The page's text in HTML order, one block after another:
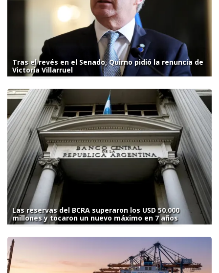
Tras el revés en el Senado, Quirno pidió la renuncia de
Victoria Villarruel
Las reservas del BCRA superaron los USD 50.000
millones y tocaron un nuevo máximo en 7 años